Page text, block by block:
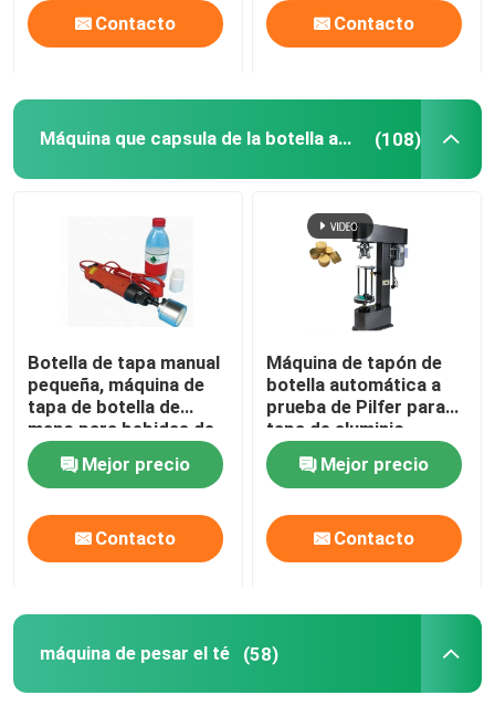
Empaquetadora automática
máquina de pesar el té
Empaquetadora del encogimiento
máquina de aislamiento vertical
Equipo de codificación de fechas
Máquina del lacre de la inducción
máquina de llenado de polvo
Contacto Contacto
Máquina que capsula de la botella automática (108)
Botella de tapa manual
pequeña, máquina de
tapa de botella de
mano para bebidas de
agua
Mejor precio
Contacto
Máquina de tapón de
botella automática a
prueba de Pilfer para
tapa de aluminio
Mejor precio
Contacto
máquina de pesar el té (58)